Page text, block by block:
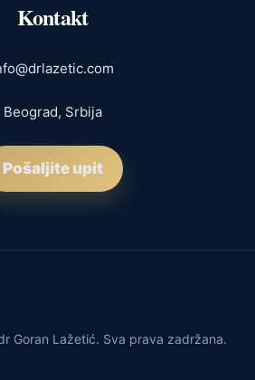
Kontakt
Beograd, Srbija
Pošaljite upit
Goran Lažetić. Sva prava zadržana.